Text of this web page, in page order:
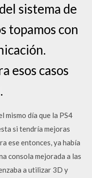
sistema de
topamos con
esos casos
mismo día que la PS4
si tendría mejoras
ese entonces, ya había
consola mejorada a las
a utilizar 3D y